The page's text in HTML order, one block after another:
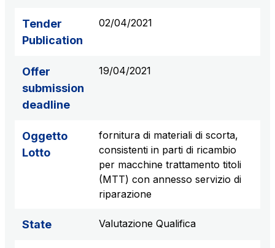
Società Autostrada Tirrenica p.A.
Concession expiring in 2028
Tangenziale di Napoli S.p.A.
Concession expiring in 2037
Tender
Publication
02/04/2021
Offer
submission
deadline
19/04/2021
Oggetto
Lotto
fornitura di materiali di scorta,
consistenti in parti di ricambio
per macchine trattamento titoli
(MTT) con annesso servizio di
riparazione
State Valutazione Qualifica